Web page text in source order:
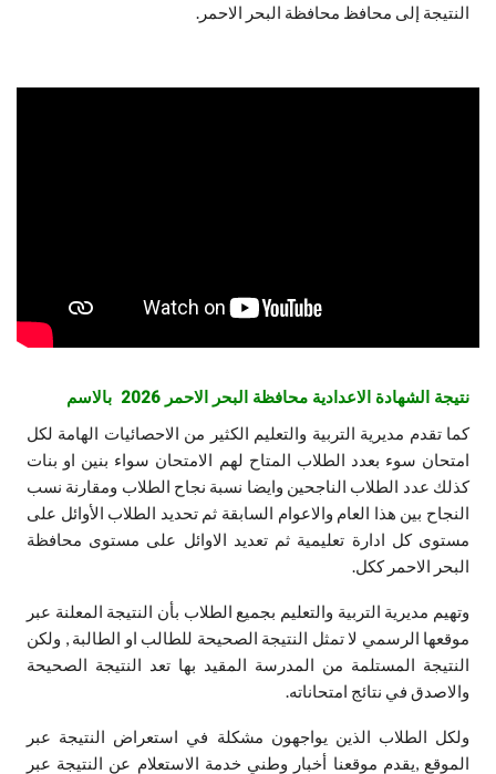
النتيجة إلى محافظ محافظة البحر الاحمر.
نتيجة الشهادة الاعدادية محافظة البحر الاحمر 2026 بالاسم
كما تقدم مديرية التربية والتعليم الكثير من الاحصائيات الهامة لكل
امتحان سوء بعدد الطلاب المتاح لهم الامتحان سواء بنين او بنات
كذلك عدد الطلاب الناجحين وايضا نسبة نجاح الطلاب ومقارنة نسب
النجاح بين هذا العام والاعوام السابقة ثم تحديد الطلاب الأوائل على
مستوى كل ادارة تعليمية ثم تعديد الاوائل على مستوى محافظة
البحر الاحمر ككل.
وتهيم مديرية التربية والتعليم بجميع الطلاب بأن النتيجة المعلنة عبر
موقعها الرسمي لا تمثل النتيجة الصحيحة للطالب او الطالبة , ولكن
النتيجة المستلمة من المدرسة المقيد بها تعد النتيجة الصحيحة
والاصدق في نتائج امتحاناته.
ولكل الطلاب الذين يواجهون مشكلة في استعراض النتيجة عبر
الموقع ,يقدم موقعنا أخبار وطني خدمة الاستعلام عن النتيجة عبر